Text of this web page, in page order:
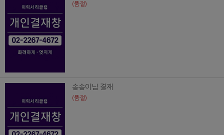
(품절)
송송이님 결재
(품절)